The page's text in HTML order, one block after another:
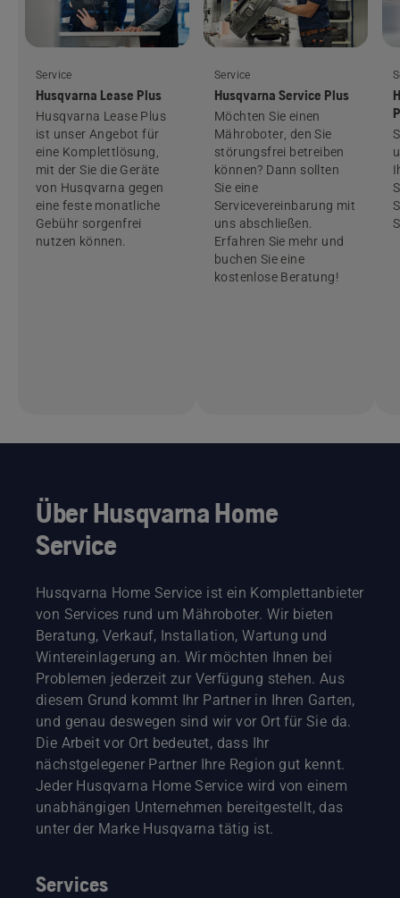
Service
Husqvarna Lease Plus
Husqvarna Lease Plus
ist unser Angebot für
eine Komplettlösung,
mit der Sie die Geräte
von Husqvarna gegen
eine feste monatliche
Gebühr sorgenfrei
nutzen können.
Service
Husqvarna Service Plus
Möchten Sie einen
Mähroboter, den Sie
störungsfrei betreiben
können? Dann sollten
Sie eine
Servicevereinbarung mit
uns abschließen.
Erfahren Sie mehr und
buchen Sie eine
kostenlose Beratung!
Über Husqvarna Home
Service
Husqvarna Home Service ist ein Komplettanbieter
von Services rund um Mähroboter. Wir bieten
Beratung, Verkauf, Installation, Wartung und
Wintereinlagerung an. Wir möchten Ihnen bei
Problemen jederzeit zur Verfügung stehen. Aus
diesem Grund kommt Ihr Partner in Ihren Garten,
und genau deswegen sind wir vor Ort für Sie da.
Die Arbeit vor Ort bedeutet, dass Ihr
nächstgelegener Partner Ihre Region gut kennt.
Jeder Husqvarna Home Service wird von einem
unabhängigen Unternehmen bereitgestellt, das
unter der Marke Husqvarna tätig ist.
Services